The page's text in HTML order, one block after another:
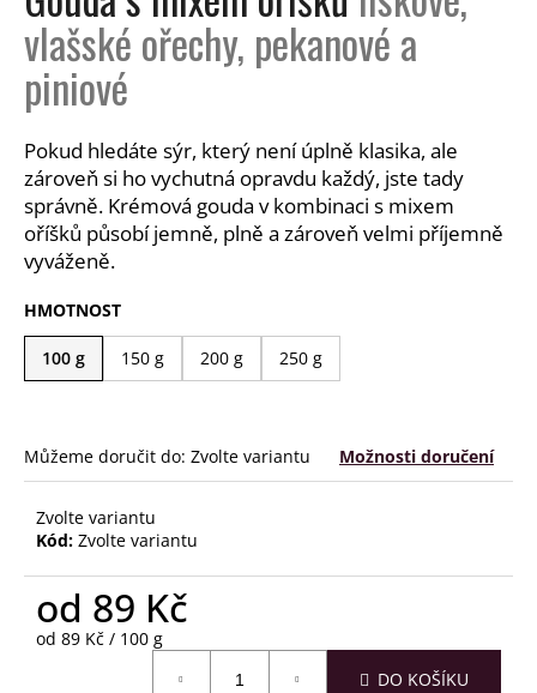
vlašské ořechy, pekanové a
piniové
Pokud hledáte sýr, který není úplně klasika, ale
zároveň si ho vychutná opravdu každý, jste tady
správně. Krémová gouda v kombinaci s mixem
oříšků působí jemně, plně a zároveň velmi příjemně
vyváženě.
HMOTNOST
100 g 150 g 200 g 250 g
Můžeme doručit do: Zvolte variantu Možnosti doručení
Zvolte variantu
Kód: Zvolte variantu
od 89 Kč
Měrná
od 89 Kč / 100 g
DO KOŠÍKU
a
j
í
t
?
D
o
r
u
m